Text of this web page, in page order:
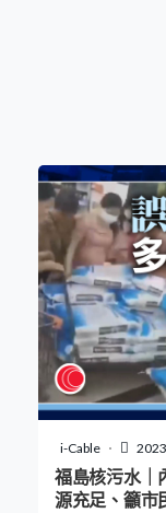
i-Cable
福島核污水
源充足、籲市